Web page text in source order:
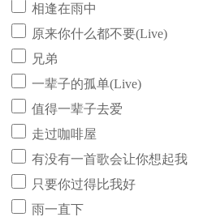
相逢在雨中
原来你什么都不要(Live)
兄弟
一辈子的孤单(Live)
值得一辈子去爱
走过咖啡屋
有没有一首歌会让你想起我
只要你过得比我好
雨一直下